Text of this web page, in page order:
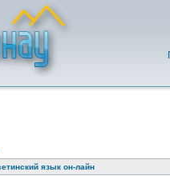
язык он-лайн